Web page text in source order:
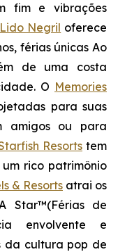
fim e vibrações
Negril oferece
férias únicas Ao
de uma costa
O Memories
para suas
amigos ou para
Resortstem
rico patrimônio
& Resorts atrai os
Star™(Férias de
envolvente e
da cultura pop de